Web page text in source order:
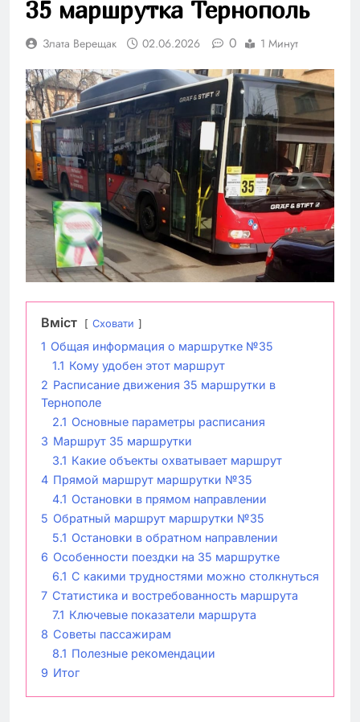
35 маршрутка Тернополь
Злата Верещак 02.06.2026 0 1 Минут
Вміст Сховати
1 Общая информация о маршрутке №35
1.1 Кому удобен этот маршрут
2 Расписание движения 35 маршрутки в
Тернополе
2.1 Основные параметры расписания
3 Маршрут 35 маршрутки
3.1 Какие объекты охватывает маршрут
4 Прямой маршрут маршрутки №35
4.1 Остановки в прямом направлении
5 Обратный маршрут маршрутки №35
5.1 Остановки в обратном направлении
6 Особенности поездки на 35 маршрутке
6.1 С какими трудностями можно столкнуться
7 Статистика и востребованность маршрута
7.1 Ключевые показатели маршрута
8 Советы пассажирам
8.1 Полезные рекомендации
9 Итог